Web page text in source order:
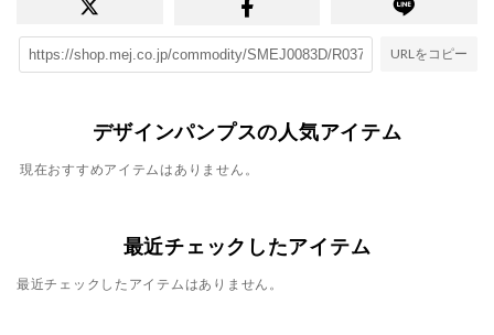
URLをコピー
デザインパンプスの人気アイテム
現在おすすめアイテムはありません。
最近チェックしたアイテム
最近チェックしたアイテムはありません。